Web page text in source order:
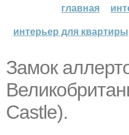
главная
интерьер для квартиры
Замок
Castle).